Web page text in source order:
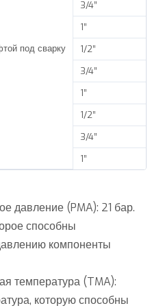
под сварку
3/4”
1”
1/2”
3/4”
1”
1/2”
3/4”
1”
давление (PMA): 21 бар.
способны
компоненты
температура (TMA):
которую способны